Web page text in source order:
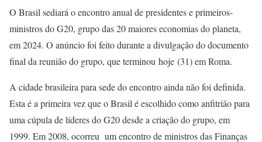
O Brasil sediará o encontro anual de presidentes e primeiros-
ministros do G20, grupo das 20 maiores economias do planeta,
em 2024. O anúncio foi feito durante a divulgação do documento
final da reunião do grupo, que terminou hoje (31) em Roma.
A cidade brasileira para sede do encontro ainda não foi definida.
Esta é a primeira vez que o Brasil é escolhido como anfitrião para
uma cúpula de líderes do G20 desde a criação do grupo, em
1999. Em 2008, ocorreu um encontro de ministros das Finanças